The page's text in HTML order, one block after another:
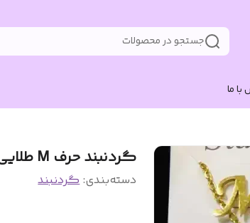
جستجو در محصولات
با ما
گردنبند حرف M طلایی
دسته‌بندی:گردنبند